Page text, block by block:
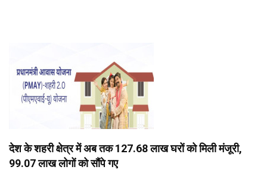
देश के शहरी क्षेत्र में अब तक 127.68 लाख घरों को मिली मंजूरी,
99.07 लाख लोगों को सौंपे गए